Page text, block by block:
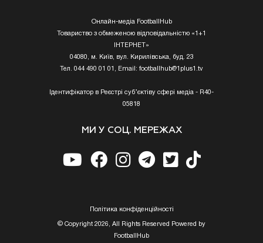
Онлайн-медіа FootballHub
Товариство з обмеженою відповідальністю «1+1
ІНТЕРНЕТ»
04080, м. Київ, вул. Кирилівська, буд. 23
Тел. 044 490 01 01, Email: footballhub@1plus1.tv
Ідентифікатор в Реєстрі суб’єктіву сфері медіа - R40-
05818
МИ У СОЦ. МЕРЕЖАХ
Полiтика конфiденцiйностi
© Copyright 2026, All Rights Reserved Powered by
FootballHub